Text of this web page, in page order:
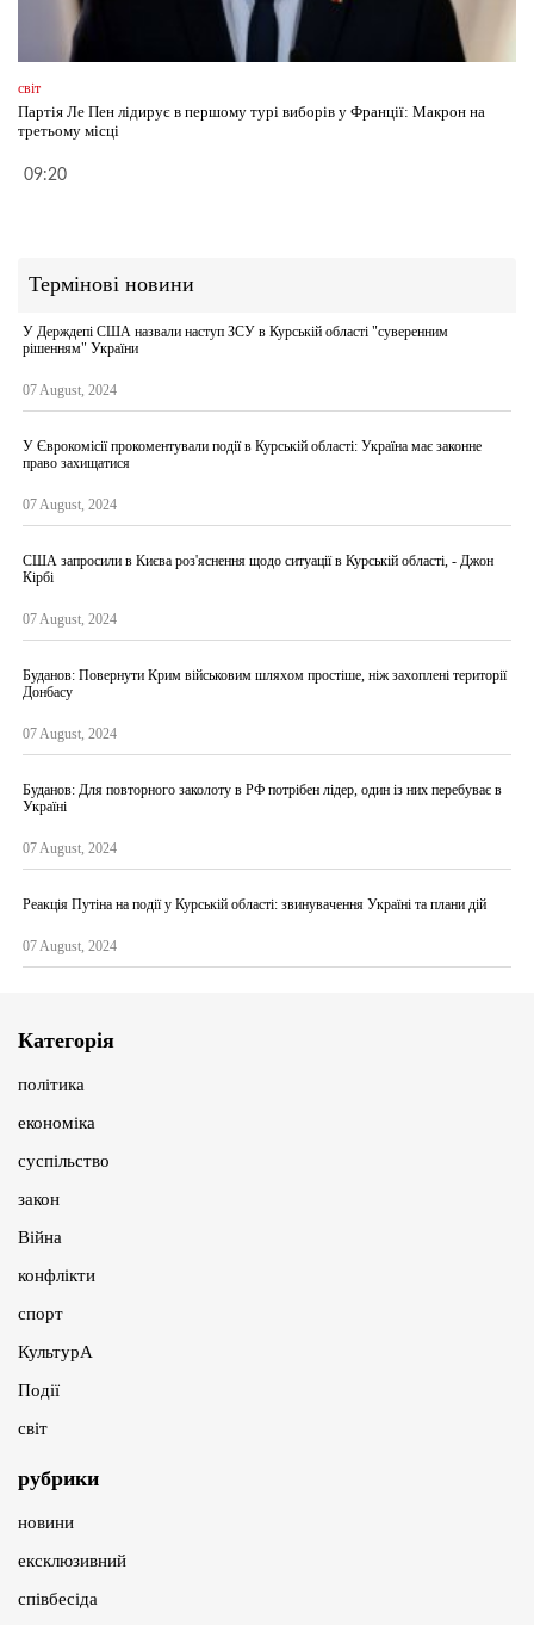
світ
Партія Ле Пен лідирує в першому турі виборів у Франції: Макрон на
третьому місці
09:20
Термінові новини
У Держдепі США назвали наступ ЗСУ в Курській області "суверенним
рішенням" України
07 August, 2024
У Єврокомісії прокоментували події в Курській області: Україна має законне
право захищатися
07 August, 2024
США запросили в Києва роз'яснення щодо ситуації в Курській області, - Джон
Кірбі
07 August, 2024
Буданов: Повернути Крим військовим шляхом простіше, ніж захоплені території
Донбасу
07 August, 2024
Буданов: Для повторного заколоту в РФ потрібен лідер, один із них перебуває в
Україні
07 August, 2024
Реакція Путіна на події у Курській області: звинувачення Україні та плани дій
07 August, 2024
Категорія
політика
економіка
суспільство
закон
Війна
конфлікти
спорт
КультурА
Події
світ
рубрики
новини
ексклюзивний
співбесіда